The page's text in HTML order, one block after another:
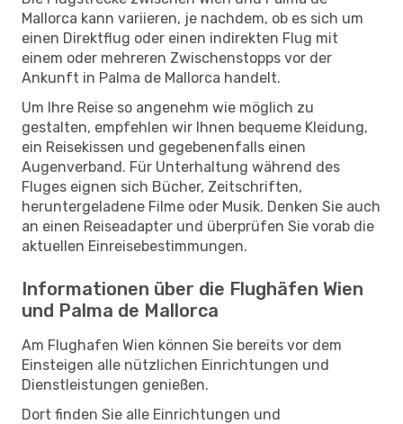
Mallorca kann variieren, je nachdem, ob es sich um
einen Direktflug oder einen indirekten Flug mit
einem oder mehreren Zwischenstopps vor der
Ankunft in Palma de Mallorca handelt.
Um Ihre Reise so angenehm wie möglich zu
gestalten, empfehlen wir Ihnen bequeme Kleidung,
ein Reisekissen und gegebenenfalls einen
Augenverband. Für Unterhaltung während des
Fluges eignen sich Bücher, Zeitschriften,
heruntergeladene Filme oder Musik. Denken Sie auch
an einen Reiseadapter und überprüfen Sie vorab die
aktuellen Einreisebestimmungen.
Informationen über die Flughäfen Wien
und Palma de Mallorca
Am Flughafen Wien können Sie bereits vor dem
Einsteigen alle nützlichen Einrichtungen und
Dienstleistungen genießen.
Dort finden Sie alle Einrichtungen und